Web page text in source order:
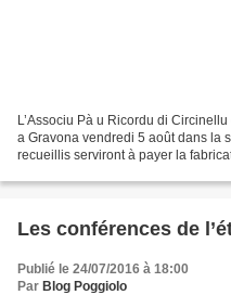
L’Associu Pà u Ricordu di
a Gravona vendredi 5 août dans la
recueillis serviront à payer la
Les conférences de
Publié le 24/07/2016 à 18:00
Par Blog Poggiolo